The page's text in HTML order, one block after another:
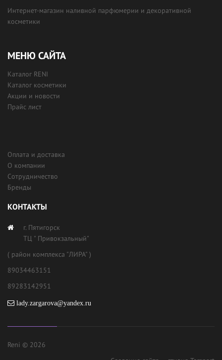
Интернет-магазин наливной парфюмерии и декоративной
косметики
МЕНЮ САЙТА
Каталог RENI
Каталог косметики
Акции и новости
Прайс лист
Оплата и доставка
О компании
Сотрудничество
Бренды
КОНТАКТЫ
г. Пятигорск
ТЦ " Привокзальный"
( район комплекса "ЛИРА" )
89034463151
89283142951
lady.zargarova@yandex.ru
Reni © 2026